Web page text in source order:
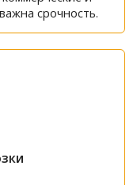
срочность.